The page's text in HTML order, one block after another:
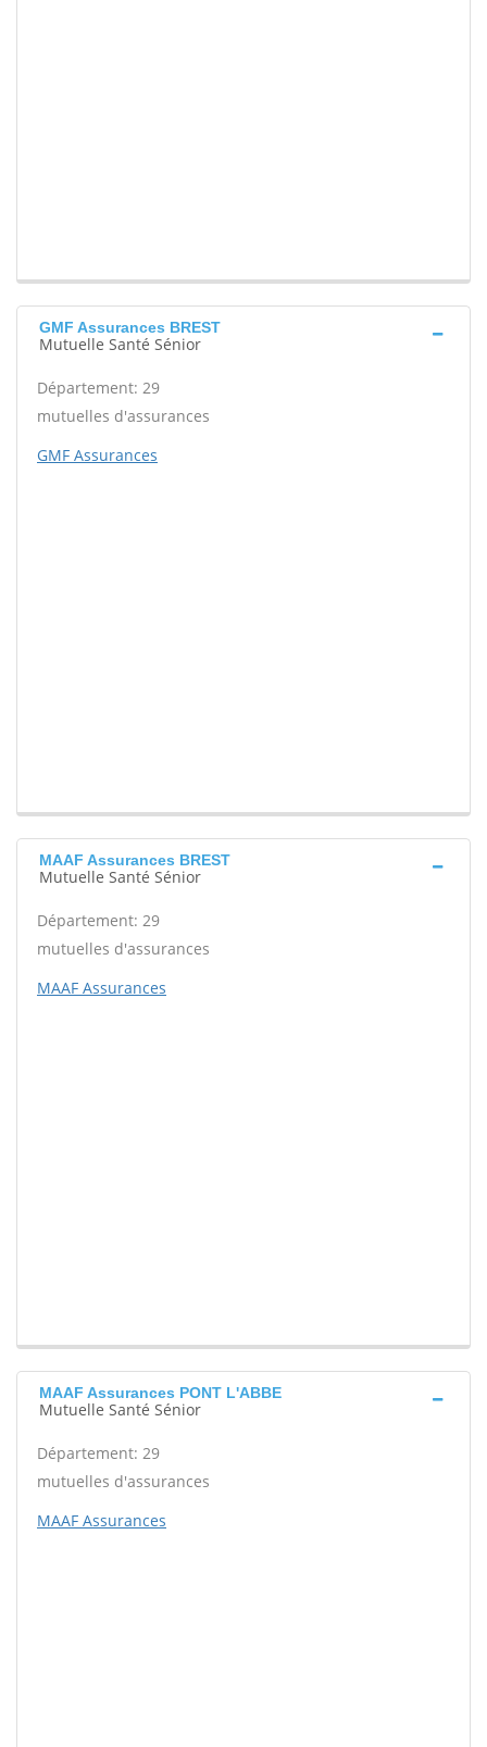
GMF Assurances BREST
Mutuelle Santé Sénior
Département: 29
mutuelles d'assurances
GMF Assurances
MAAF Assurances BREST
Mutuelle Santé Sénior
Département: 29
mutuelles d'assurances
MAAF Assurances
MAAF Assurances PONT L'ABBE
Mutuelle Santé Sénior
Département: 29
mutuelles d'assurances
MAAF Assurances